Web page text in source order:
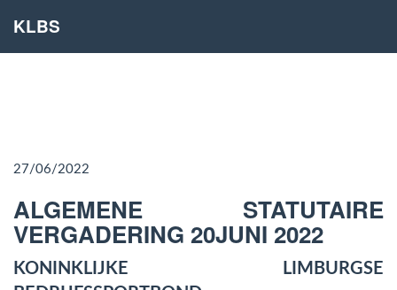
KLBS
27/06/2022
ALGEMENE STATUTAIRE
VERGADERING 20JUNI 2022
KONINKLIJKE LIMBURGSE